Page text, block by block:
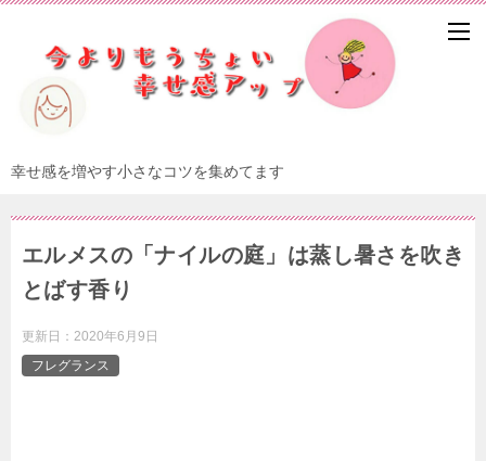
幸せ感を増やす小さなコツを集めてます
エルメスの「ナイルの庭」は蒸し暑さを吹き
とばす香り
更新日： 2020年6月9日
フレグランス